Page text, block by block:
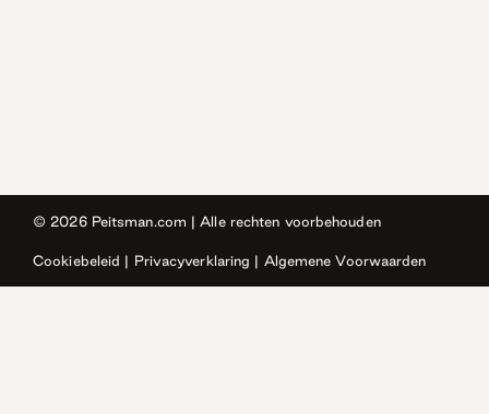
© 2026 Peitsman.com | Alle rechten voorbehouden
Cookiebeleid | Privacyverklaring | Algemene Voorwaarden